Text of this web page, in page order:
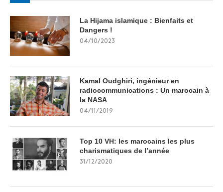
La Hijama islamique : Bienfaits et
Dangers !
04/10/2023
Kamal Oudghiri, ingénieur en
radiocommunications : Un marocain à
la NASA
04/11/2019
Top 10 VH: les marocains les plus
charismatiques de l’année
31/12/2020